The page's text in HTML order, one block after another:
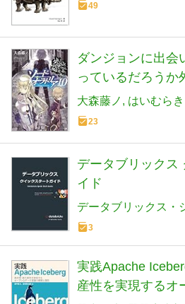
49
ダンジョンに出会
っているだろう
トリア１０ (GA文
大森藤ノ はいむら
23
データブリックス
イド
データブリックス・
3
実践Apache
産性を実現するオ